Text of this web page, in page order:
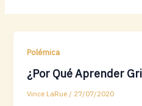
Polémica
¿Por Qué Aprender
Vince LaRue / 27/07/2020